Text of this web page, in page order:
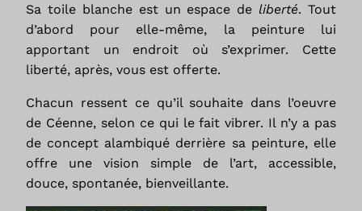
Sa toile blanche est un espace de liberté. Tout
d’abord pour elle-même, la peinture lui
apportant un endroit où s’exprimer. Cette
liberté, après, vous est offerte.
Chacun ressent ce qu’il souhaite dans l’oeuvre
de Céenne, selon ce qui le fait vibrer. Il n’y a pas
de concept alambiqué derrière sa peinture, elle
offre une vision simple de l’art, accessible,
douce, spontanée, bienveillante.